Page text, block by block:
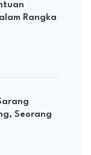
Rangka
Seorang